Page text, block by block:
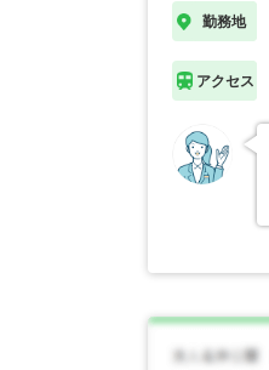
勤務地
アクセス